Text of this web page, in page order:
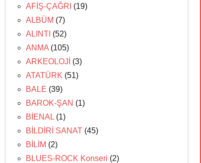
AFİŞ-ÇAĞRI (19)
ALBÜM (7)
ALINTI (52)
ANMA (105)
ARKEOLOJİ (3)
ATATÜRK (51)
BALE (39)
BAROK-ŞAN (1)
BİENAL (1)
BİLDİRİ SANAT (45)
BİLİM (2)
BLUES-ROCK Konseri (2)